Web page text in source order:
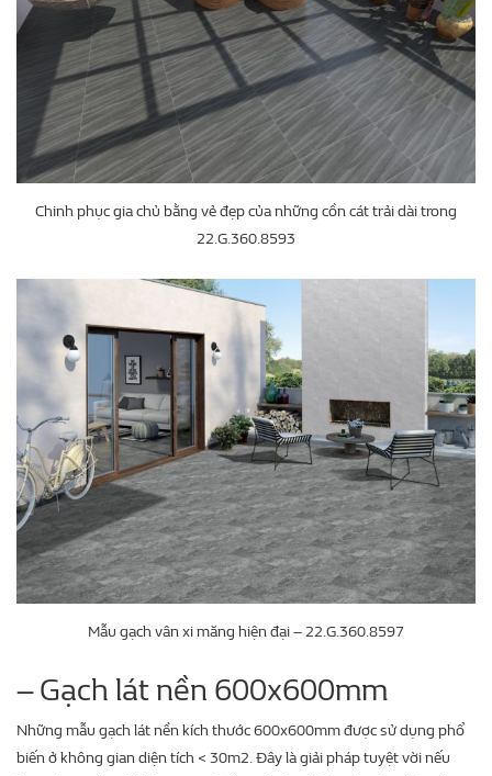
Chinh phục gia chủ bằng vẻ đẹp của những cồn cát trải dài trong
22.G.360.8593
Mẫu gạch vân xi măng hiện đại – 22.G.360.8597
– Gạch lát nền 600x600mm
Những mẫu gạch lát nền kích thước 600x600mm được sử dụng phổ
biến ở không gian diện tích < 30m2. Đây là giải pháp tuyệt vời nếu